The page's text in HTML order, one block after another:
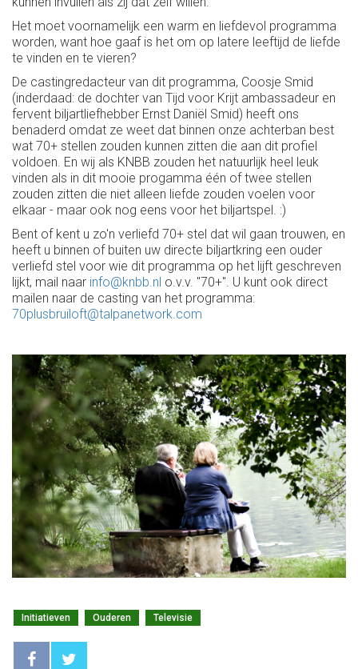
Het moet voornamelijk een warm en liefdevol programma
worden, want hoe gaaf is het om op latere leeftijd de liefde
te vinden en te vieren?
De castingredacteur van dit programma, Coosje Smid
(inderdaad: de dochter van Tijd voor Krijt ambassadeur en
fervent biljartliefhebber Ernst Daniël Smid) heeft ons
benaderd omdat ze weet dat binnen onze achterban best
wat 70+ stellen zouden kunnen zitten die aan dit profiel
voldoen. En wij als KNBB zouden het natuurlijk heel leuk
vinden als in dit mooie progamma één of twee stellen
zouden zitten die niet alleen liefde zouden voelen voor
elkaar - maar ook nog eens voor het biljartspel. :)
Bent of kent u zo'n verliefd 70+ stel dat wil gaan trouwen, en
heeft u binnen of buiten uw directe biljartkring een ouder
verliefd stel voor wie dit programma op het lijft geschreven
lijkt, mail naar info@knbb.nl o.v.v. "70+". U kunt ook direct
mailen naar de casting van het programma:
70plusbruiloft@talpanetwork.com
Initiatieven Ouderen Televisie